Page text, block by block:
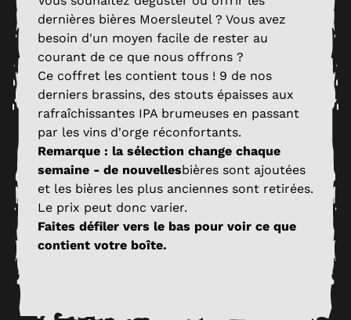
dernières bières Moersleutel ? Vous avez
besoin d'un moyen facile de rester au
courant de ce que nous offrons ?
Ce coffret les contient tous ! 9 de nos
derniers brassins, des stouts épaisses aux
rafraîchissantes IPA brumeuses en passant
par les vins d'orge réconfortants.
Remarque : la sélection change chaque
semaine - de nouvellesbières sont ajoutées
et les bières les plus anciennes sont retirées.
Le prix peut donc varier.
Faites défiler vers le bas pour voir ce que
contient votre boîte.